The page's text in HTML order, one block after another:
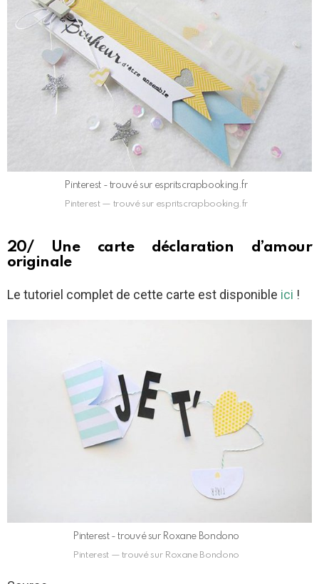
Pinterest - trouvé sur espritscrapbooking.fr
Pinterest — trouvé sur espritscrapbooking.fr
20/ Une carte déclaration d’amour
originale
Le tutoriel complet de cette carte est disponible ici !
Pinterest - trouvé sur Roxane Bondono
Pinterest — trouvé sur Roxane Bondono